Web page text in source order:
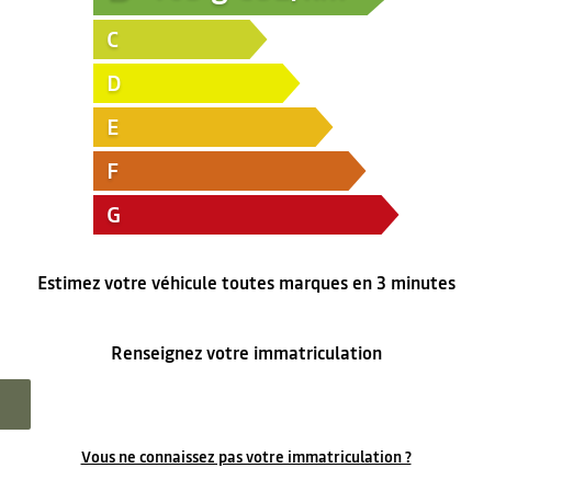
C
D
E
F
G
Estimez votre véhicule toutes marques en 3 minutes
Renseignez votre immatriculation
Vous ne connaissez pas votre immatriculation ?